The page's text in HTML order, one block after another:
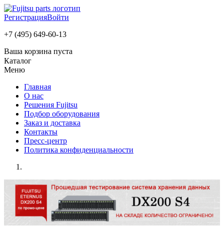
РегистрацияВойти
+7 (495) 649-60-13
Ваша корзина пуста
Каталог
Меню
Главная
О нас
Решения Fujitsu
Подбор оборудования
Заказ и доставка
Контакты
Пресс-центр
Политика конфиденциальности